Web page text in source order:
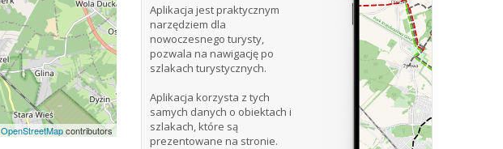
OpenStreetMapcontributors
Aplikacja jest praktycznym
narzędziem dla
nowoczesnego turysty,
pozwala na nawigację po
szlakach turystycznych.
Aplikacja korzysta z tych
samych danych o obiektach i
szlakach, które są
prezentowane na stronie.